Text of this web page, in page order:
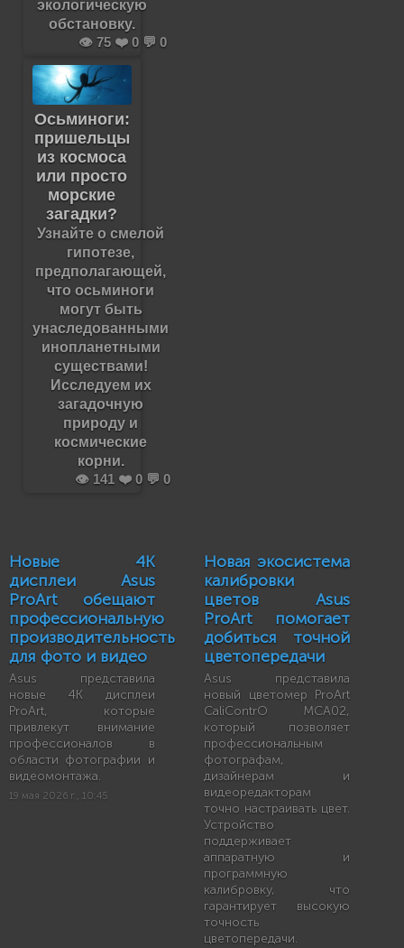
экологическую
обстановку.
👁️ 75 ❤️ 0 💬 0
Осьминоги:
пришельцы
из космоса
или просто
морские
загадки?
Узнайте о смелой
гипотезе,
предполагающей,
что осьминоги
могут быть
унаследованными
инопланетными
существами!
Исследуем их
загадочную
природу и
космические
корни.
👁️ 141 ❤️ 0 💬 0
Новые 4K
дисплеи Asus
ProArt обещают
профессиональную
производительность
для фото и видео
Asus представила
новые 4K дисплеи
ProArt, которые
привлекут внимание
профессионалов в
области фотографии и
видеомонтажа.
19 мая 2026 г., 10:45
Новая экосистема
калибровки
цветов Asus
ProArt помогает
добиться точной
цветопередачи
Asus представила
новый цветомер ProArt
CaliContrO MCA02,
который позволяет
профессиональным
фотографам,
дизайнерам и
видеоредакторам
точно настраивать цвет.
Устройство
поддерживает
аппаратную и
программную
калибровку, что
гарантирует высокую
точность
цветопередачи.